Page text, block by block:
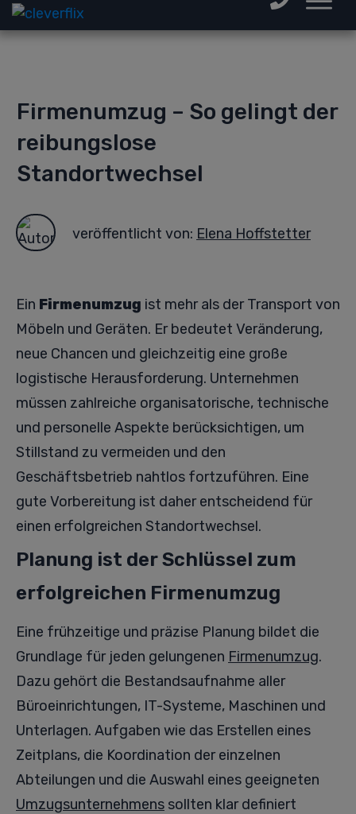
Firmenumzug – So gelingt der
reibungslose
Standortwechsel
veröffentlicht von: Elena Hoffstetter
Ein Firmenumzug ist mehr als der Transport von
Möbeln und Geräten. Er bedeutet Veränderung,
neue Chancen und gleichzeitig eine große
logistische Herausforderung. Unternehmen
müssen zahlreiche organisatorische, technische
und personelle Aspekte berücksichtigen, um
Stillstand zu vermeiden und den
Geschäftsbetrieb nahtlos fortzuführen. Eine
gute Vorbereitung ist daher entscheidend für
einen erfolgreichen Standortwechsel.
Planung ist der Schlüssel zum
erfolgreichen Firmenumzug
Eine frühzeitige und präzise Planung bildet die
Grundlage für jeden gelungenen Firmenumzug.
Dazu gehört die Bestandsaufnahme aller
Büroeinrichtungen, IT-Systeme, Maschinen und
Unterlagen. Aufgaben wie das Erstellen eines
Zeitplans, die Koordination der einzelnen
Abteilungen und die Auswahl eines geeigneten
Umzugsunternehmens sollten klar definiert